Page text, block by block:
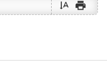
text_rotate_vertical print